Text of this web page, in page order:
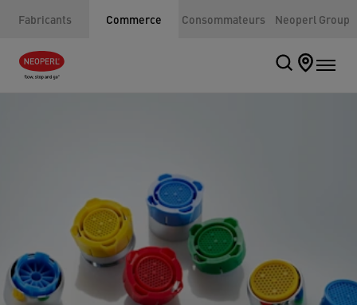
Fabricants Commerce Consommateurs Neoperl Group